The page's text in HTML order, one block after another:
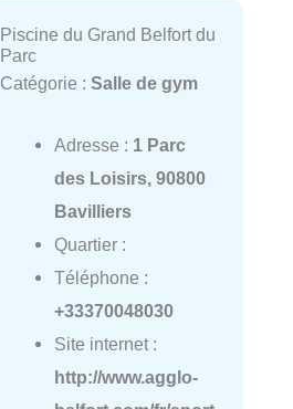
Piscine du Grand Belfort du
Parc
Catégorie : Salle de gym
Adresse : 1 Parc
des Loisirs, 90800
Bavilliers
Quartier :
Téléphone :
+33370048030
Site internet :
http://www.agglo-